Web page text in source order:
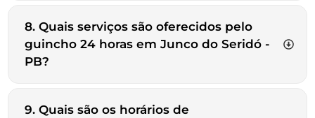
8. Quais serviços são oferecidos pelo
guincho 24 horas em Junco do Seridó -
PB?
9. Quais são os horários de